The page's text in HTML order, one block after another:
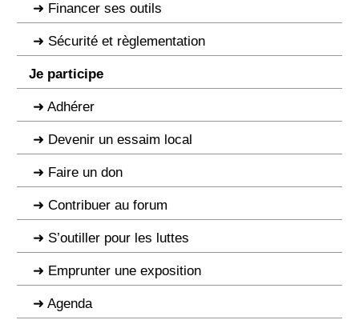
Financer ses outils
Sécurité et règlementation
Je participe
Adhérer
Devenir un essaim local
Faire un don
Contribuer au forum
S’outiller pour les luttes
Emprunter une exposition
Agenda